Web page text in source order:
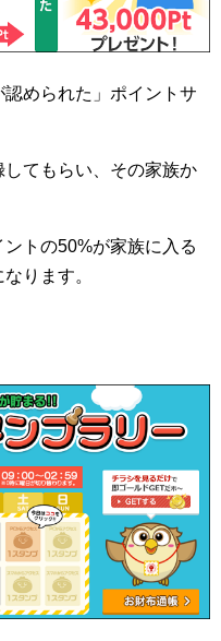
められた」ポイントサ
てもらい、その家族か
トの50%が家族に入る
ります。